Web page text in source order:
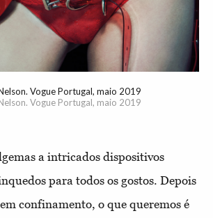
Vogue Portugal, maio 2019
Vogue Portugal, maio 2019
a intricados dispositivos
para todos os gostos. Depois
confinamento, o que queremos é